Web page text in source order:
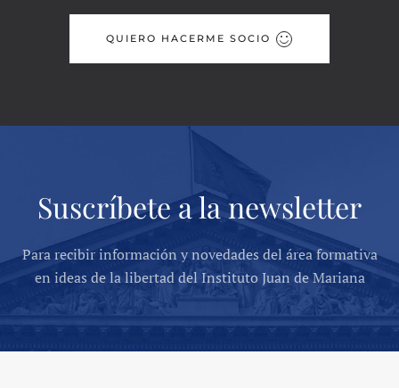
QUIERO HACERME SOCIO
Suscríbete a la newsletter
Para recibir información y novedades del área formativa
en ideas de la libertad del Instituto Juan de Mariana